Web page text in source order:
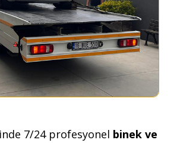
7/24 profesyonel binek ve